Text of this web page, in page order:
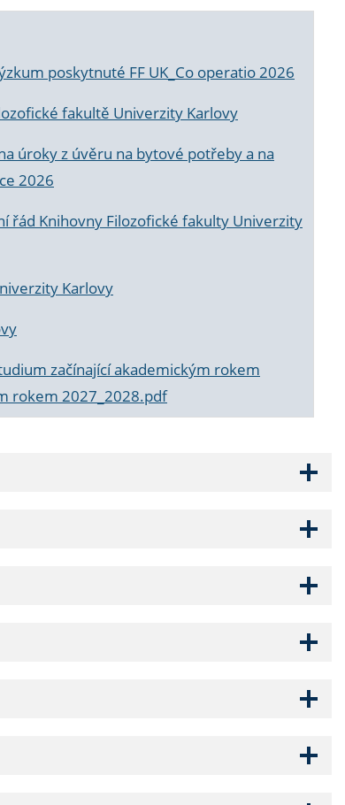
poskytnuté FF UK_Co operatio 2026
fakultě Univerzity Karlovy
úroky z úvěru na bytové potřeby a na
2026
řád Knihovny Filozofické fakulty Univerzity
Karlovy
začínající akademickým rokem
rokem 2027_2028.pdf